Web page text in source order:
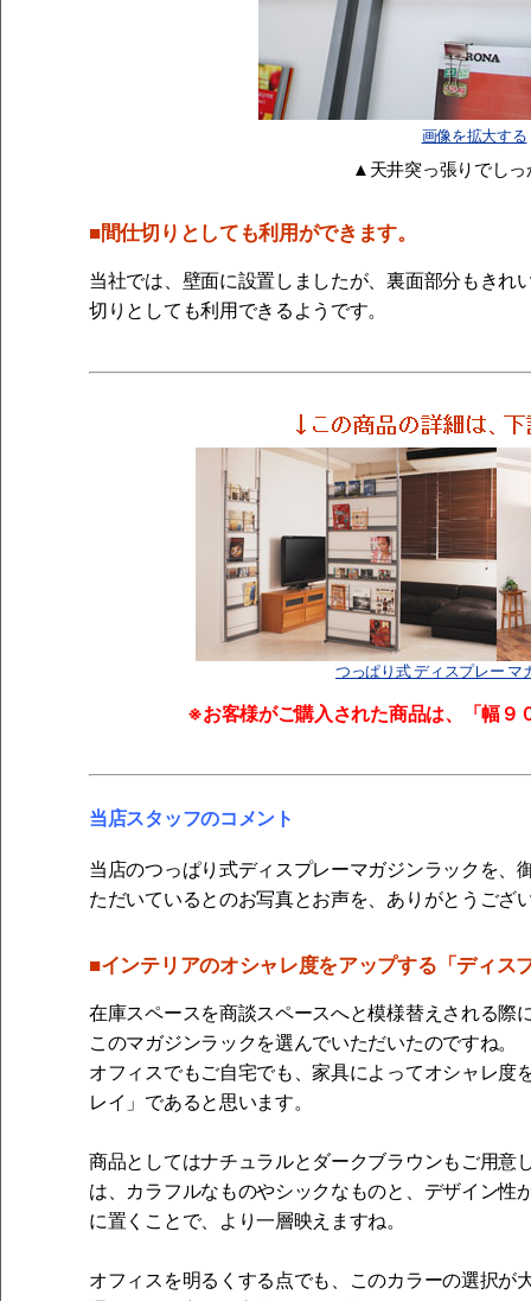
画像を拡大する
▲天井突っ張りでしっ
■間仕切りとしても利用ができます。
当社では、壁面に設置しましたが、裏面部分もきれ
切りとしても利用できるようです。
つっぱり式 ディスプレー マ
※お客様がご購入された商品は、「幅９
当店スタッフのコメント
当店のつっぱり式ディスプレーマガジンラックを、
ただいているとのお写真とお声を、ありがとうござ
■インテリアのオシャレ度をアップする「ディス
在庫スペースを商談スペースへと模様替えされる際
このマガジンラックを選んでいただいたのですね。
オフィスでもご自宅でも、家具によってオシャレ度
レイ」であると思います。
商品としてはナチュラルとダークブラウンもご用意
は、カラフルなものやシックなものと、デザイン性
に置くことで、より一層映えますね。
オフィスを明るくする点でも、このカラーの選択が